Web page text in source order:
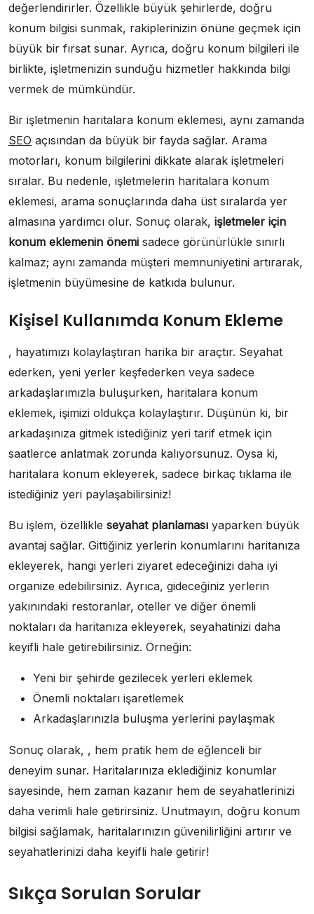
değerlendirirler. Özellikle büyük şehirlerde, doğru
konum bilgisi sunmak, rakiplerinizin önüne geçmek için
büyük bir fırsat sunar. Ayrıca, doğru konum bilgileri ile
birlikte, işletmenizin sunduğu hizmetler hakkında bilgi
vermek de mümkündür.
Bir işletmenin haritalara konum eklemesi, aynı zamanda
SEO açısından da büyük bir fayda sağlar. Arama
motorları, konum bilgilerini dikkate alarak işletmeleri
sıralar. Bu nedenle, işletmelerin haritalara konum
eklemesi, arama sonuçlarında daha üst sıralarda yer
almasına yardımcı olur. Sonuç olarak, işletmeler için
konum eklemenin önemi sadece görünürlükle sınırlı
kalmaz; aynı zamanda müşteri memnuniyetini artırarak,
işletmenin büyümesine de katkıda bulunur.
Kişisel Kullanımda Konum Ekleme
, hayatımızı kolaylaştıran harika bir araçtır. Seyahat
ederken, yeni yerler keşfederken veya sadece
arkadaşlarımızla buluşurken, haritalara konum
eklemek, işimizi oldukça kolaylaştırır. Düşünün ki, bir
arkadaşınıza gitmek istediğiniz yeri tarif etmek için
saatlerce anlatmak zorunda kalıyorsunuz. Oysa ki,
haritalara konum ekleyerek, sadece birkaç tıklama ile
istediğiniz yeri paylaşabilirsiniz!
Bu işlem, özellikle seyahat planlaması yaparken büyük
avantaj sağlar. Gittiğiniz yerlerin konumlarını haritanıza
ekleyerek, hangi yerleri ziyaret edeceğinizi daha iyi
organize edebilirsiniz. Ayrıca, gideceğiniz yerlerin
yakınındaki restoranlar, oteller ve diğer önemli
noktaları da haritanıza ekleyerek, seyahatinizi daha
keyifli hale getirebilirsiniz. Örneğin:
Yeni bir şehirde gezilecek yerleri eklemek
Önemli noktaları işaretlemek
Arkadaşlarınızla buluşma yerlerini paylaşmak
Sonuç olarak, , hem pratik hem de eğlenceli bir
deneyim sunar. Haritalarınıza eklediğiniz konumlar
sayesinde, hem zaman kazanır hem de seyahatlerinizi
daha verimli hale getirirsiniz. Unutmayın, doğru konum
bilgisi sağlamak, haritalarınızın güvenilirliğini artırır ve
seyahatlerinizi daha keyifli hale getirir!
Sıkça Sorulan Sorular